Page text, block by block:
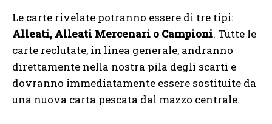
Le carte rivelate potranno essere di tre tipi:
Alleati, Alleati Mercenari o Campioni. Tutte le
carte reclutate, in linea generale, andranno
direttamente nella nostra pila degli scarti e
dovranno immediatamente essere sostituite da
una nuova carta pescata dal mazzo centrale.